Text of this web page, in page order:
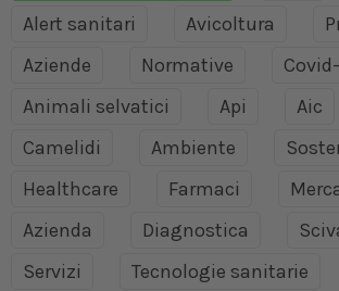
Alert sanitari
Avicoltura
Aziende
Normative
Animali selvatici
Api Aic
Camelidi
Ambiente
Healthcare
Farmaci
Azienda
Diagnostica
Servizi
Tecnologie sanitarie